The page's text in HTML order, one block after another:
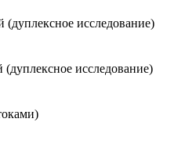
исследование)
исследование)